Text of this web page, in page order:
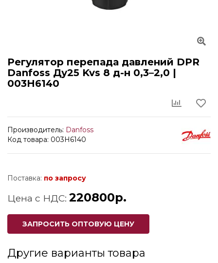
Регулятор перепада давлений DPR
Danfoss Ду25 Kvs 8 д-н 0,3–2,0 |
003H6140
Производитель: Danfoss
Код товара: 003H6140
Поставка: по запросу
Цена с НДС: 220800р.
ЗАПРОСИТЬ ОПТОВУЮ ЦЕНУ
Другие варианты товара